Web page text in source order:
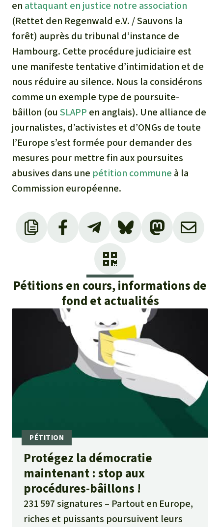
en attaquant en justice notre association
(Rettet den Regenwald e.V. / Sauvons la
forêt) auprès du tribunal d’instance de
Hambourg. Cette procédure judiciaire est
une manifeste tentative d’intimidation et de
nous réduire au silence. Nous la considérons
comme un exemple type de poursuite-
bâillon (ou SLAPP en anglais). Une alliance de
journalistes, d’activistes et d’ONGs de toute
l’Europe s’est formée pour demander des
mesures pour mettre fin aux poursuites
abusives dans une pétition commune à la
Commission européenne.
Vous trouverez sur le lien suivant un
reportage télévisé (en anglais) sur
l’exploitation des forêts vierges portant le
Greenwashing global logging
Pétitions en cours, informations de
fond et actualités
Protégez la démocratie
maintenant : stop aux
procédures-bâillons !
231 597 signatures
Partout en Europe,
riches et puissants poursuivent leurs